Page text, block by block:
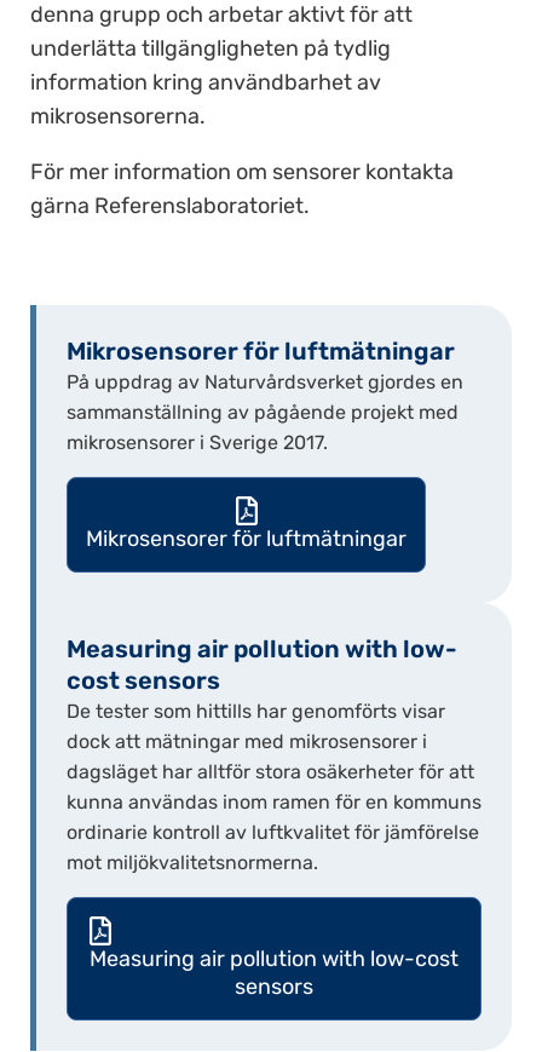
denna grupp och arbetar aktivt för att
underlätta tillgängligheten på tydlig
information kring användbarhet av
mikrosensorerna.
För mer information om sensorer kontakta
gärna Referenslaboratoriet.
Mikrosensorer för luftmätningar
På uppdrag av Naturvårdsverket gjordes en
sammanställning av pågående projekt med
mikrosensorer i Sverige 2017.
Mikrosensorer för luftmätningar
Measuring air pollution with low-
cost sensors
De tester som hittills har genomförts visar
dock att mätningar med mikrosensorer i
dagsläget har alltför stora osäkerheter för att
kunna användas inom ramen för en kommuns
ordinarie kontroll av luftkvalitet för jämförelse
mot miljökvalitetsnormerna.
Measuring air pollution with low-cost
sensors